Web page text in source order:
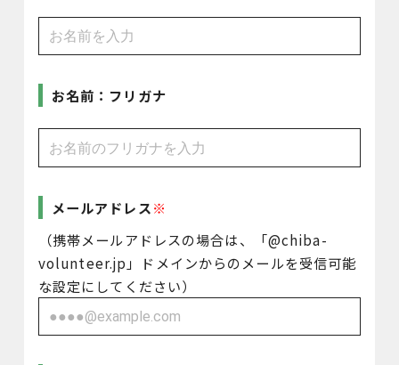
お名前：フリガナ
メールアドレス
（携帯メールアドレスの場合は、「@chiba-
volunteer.jp」ドメインからのメールを受信可能
な設定にしてください）